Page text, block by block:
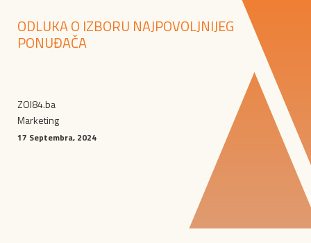
ODLUKA O IZBORU NAJPOVOLJNIJEG
PONUĐAČA
ZOI84.ba
Marketing
17 Septembra, 2024